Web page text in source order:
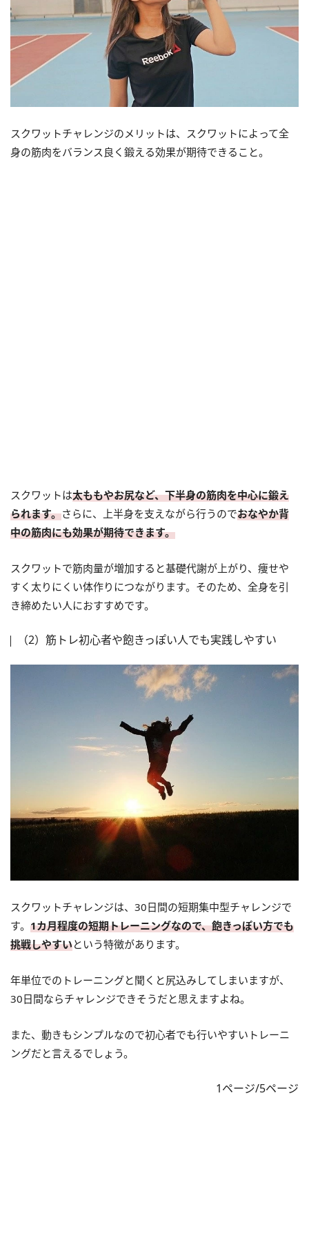
スクワットチャレンジのメリットは、スクワットによって全
身の筋肉をバランス良く鍛える効果が期待できること。
スクワットは太ももやお尻など、下半身の筋肉を中心に鍛え
られます。さらに、上半身を支えながら行うのでおなやか背
中の筋肉にも効果が期待できます。
スクワットで筋肉量が増加すると基礎代謝が上がり、痩せや
すく太りにくい体作りにつながります。そのため、全身を引
き締めたい人におすすめです。
（2）筋トレ初心者や飽きっぽい人でも実践しやすい
スクワットチャレンジは、30日間の短期集中型チャレンジで
す。 1カ月程度の短期トレーニングなので、飽きっぽい方でも
挑戦しやすいという特徴があります。
年単位でのトレーニングと聞くと尻込みしてしまいますが、
30日間ならチャレンジできそうだと思えますよね。
また、動きもシンプルなので初心者でも行いやすいトレーニ
ングだと言えるでしょう。
1ページ/5ページ